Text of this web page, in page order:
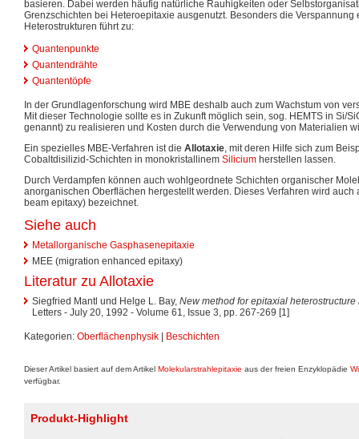
basieren. Dabei werden häufig natürliche Rauhigkeiten oder
Grenzschichten bei Heteroepitaxie ausgenutzt. Besonders die Verspannung
Heterostrukturen führt zu:
Quantenpunkte
Quantendrähte
Quantentöpfe
In der Grundlagenforschung wird MBE deshalb auch zum Wachstum von
Mit dieser Technologie sollte es in Zukunft möglich sein, sog. HEMTS in Si/
genannt) zu realisieren und Kosten durch die Verwendung von Materialien
Ein spezielles MBE-Verfahren ist die Allotaxie, mit deren Hilfe sich zum
Cobaltdisilizid-Schichten in monokristallinem Silicium herstellen lassen.
Durch Verdampfen können auch wohlgeordnete Schichten organischer
anorganischen Oberflächen hergestellt werden. Dieses Verfahren wird auch
beam epitaxy) bezeichnet.
Siehe auch
Metallorganische Gasphasenepitaxie
MEE (migration enhanced epitaxy)
Literatur zu Allotaxie
Siegfried Mantl und Helge L. Bay, New method for epitaxial heterostructure
Letters - July 20, 1992 - Volume 61, Issue 3, pp. 267-269 [1]
Kategorien: Oberflächenphysik Beschichten
Dieser Artikel basiert auf dem Artikel Molekularstrahlepitaxie aus der freien Enzyklopädie
verfügbar.
Produkt-Highlight